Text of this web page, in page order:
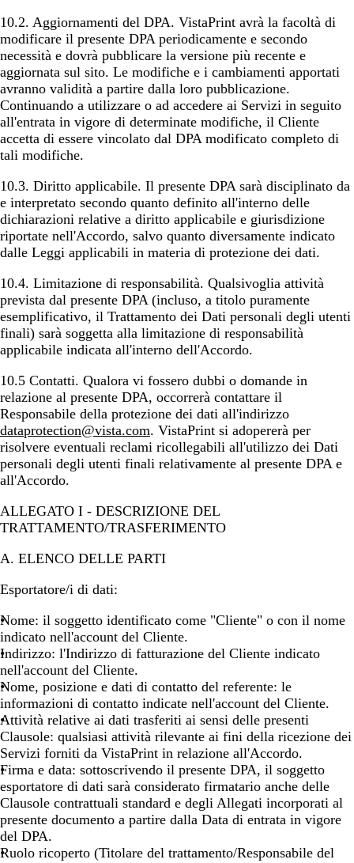
10.2. Aggiornamenti del DPA. VistaPrint avrà la facoltà di
modificare il presente DPA periodicamente e secondo
necessità e dovrà pubblicare la versione più recente e
aggiornata sul sito. Le modifiche e i cambiamenti apportati
avranno validità a partire dalla loro pubblicazione.
Continuando a utilizzare o ad accedere ai Servizi in seguito
all'entrata in vigore di determinate modifiche, il Cliente
accetta di essere vincolato dal DPA modificato completo di
tali modifiche.
10.3. Diritto applicabile. Il presente DPA sarà disciplinato da
e interpretato secondo quanto definito all'interno delle
dichiarazioni relative a diritto applicabile e giurisdizione
riportate nell'Accordo, salvo quanto diversamente indicato
dalle Leggi applicabili in materia di protezione dei dati.
10.4. Limitazione di responsabilità. Qualsivoglia attività
prevista dal presente DPA (incluso, a titolo puramente
esemplificativo, il Trattamento dei Dati personali degli utenti
finali) sarà soggetta alla limitazione di responsabilità
applicabile indicata all'interno dell'Accordo.
10.5 Contatti. Qualora vi fossero dubbi o domande in
relazione al presente DPA, occorrerà contattare il
Responsabile della protezione dei dati all'indirizzo
dataprotection@vista.com. VistaPrint si adopererà per
risolvere eventuali reclami ricollegabili all'utilizzo dei Dati
personali degli utenti finali relativamente al presente DPA e
all'Accordo.
ALLEGATO I - DESCRIZIONE DEL
TRATTAMENTO/TRASFERIMENTO
A. ELENCO DELLE PARTI
Esportatore/i di dati:
Nome: il soggetto identificato come "Cliente" o con il nome
indicato nell'account del Cliente.
Indirizzo: l'Indirizzo di fatturazione del Cliente indicato
nell'account del Cliente.
Nome, posizione e dati di contatto del referente: le
informazioni di contatto indicate nell'account del Cliente.
Attività relative ai dati trasferiti ai sensi delle presenti
Clausole: qualsiasi attività rilevante ai fini della ricezione dei
Servizi forniti da VistaPrint in relazione all'Accordo.
Firma e data: sottoscrivendo il presente DPA, il soggetto
esportatore di dati sarà considerato firmatario anche delle
Clausole contrattuali standard e degli Allegati incorporati al
presente documento a partire dalla Data di entrata in vigore
del DPA.
Ruolo ricoperto (Titolare del trattamento/Responsabile del